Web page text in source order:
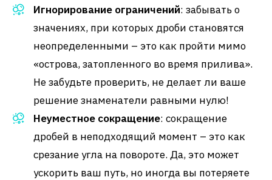
Игнорирование ограничений: забывать о
значениях, при которых дроби становятся
неопределенными – это как пройти мимо
«острова, затопленного во время прилива».
Не забудьте проверить, не делает ли ваше
решение знаменатели равными нулю!
Неуместное сокращение: сокращение
дробей в неподходящий момент – это как
срезание угла на повороте. Да, это может
ускорить ваш путь, но иногда вы потеряете